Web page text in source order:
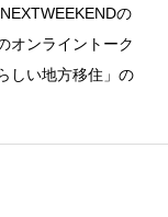
の
オンライントーク
しい地方移住」の